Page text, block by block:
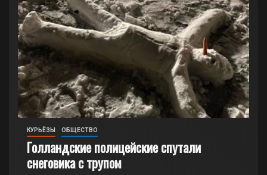
КУРЬЁЗЫ ОБЩЕСТВО
Голландские полицейские спутали
снеговика с трупом